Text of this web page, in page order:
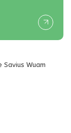
Savius Wuam